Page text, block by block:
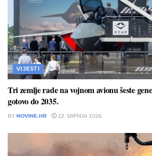
VIJESTI
Tri zemlje rade na vojnom avionu šeste
gotovo do 2035.
BY NOVINE.HR 22. SRPNJA 2026.